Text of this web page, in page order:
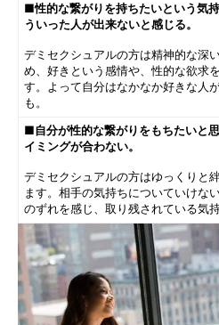
■性的な繋がりを持ちたいという気
ういった人が出来ないと感じる。
デミセクシュアルの方は精神的な深
め、好きという感情や、性的な欲求
す。よって自分はなかなか好きな人
も。
■自分が性的な繋がりをもちたいと
イミングが合わない。
デミセクシュアルの方はゆっくりと
ます。相手の気持ちについていけな
のずれを感じ、取り残されている気